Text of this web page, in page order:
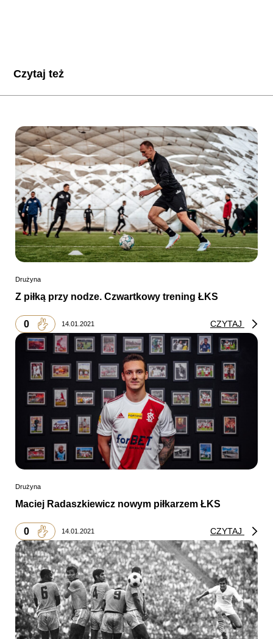
Czytaj też
Drużyna
Z piłką przy nodze. Czwartkowy trening ŁKS
0 14.01.2021 CZYTAJ
Drużyna
Maciej Radaszkiewicz nowym piłkarzem ŁKS
0 14.01.2021 CZYTAJ